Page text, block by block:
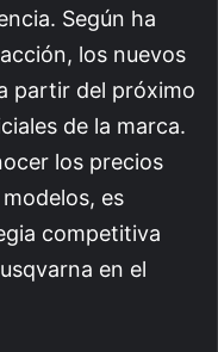
Según ha
los nuevos
partir del próximo
de la marca.
los precios
es
competitiva
en el